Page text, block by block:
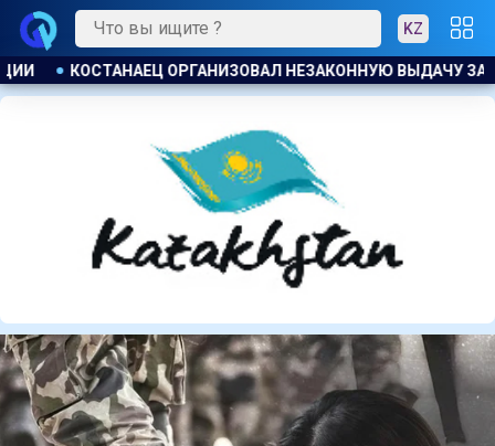
KZ
ЗАЙМОВ ПОД 120 % ГОДОВЫХ К ЧЕМУ ПРИДЁТ СУД?